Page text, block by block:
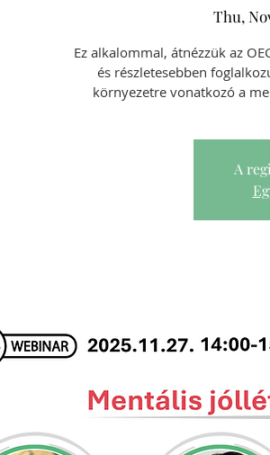
Thu,
Ez alkalommal, átnézzük az
és részletesebben
környezetre vonatkozó a
A